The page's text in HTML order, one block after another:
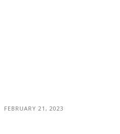
FEBRUARY 21, 2023